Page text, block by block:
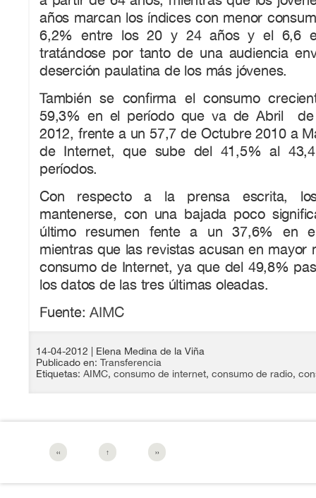
años marcan los índices con menor
6,2% entre los 20 y 24 años y el 6,6
tratándose por tanto de una audiencia
deserción paulatina de los más jóvenes.
También se confirma el consumo
59,3% en el período que va de Abril
2012, frente a un 57,7 de Octubre 2010 a
de Internet, que sube del 41,5% al
períodos.
Con respecto a la prensa escrita,
mantenerse, con una bajada poco
último resumen fente a un 37,6% en
mientras que las revistas acusan en mayor
consumo de Internet, ya que del 49,8%
los datos de las tres últimas oleadas.
Fuente:AIMC
14-04-2012
| Elena Medina de la Viña
Publicado en: Transferencia
Etiquetas: AIMC, consumo de internet, consumo de radio,
‹‹ ↑ ››